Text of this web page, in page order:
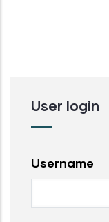
User login
Username